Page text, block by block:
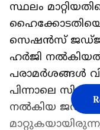
സ്ഥലം
ഹൈക്കോടതിയെ
സെഷൻസ്
ഹർജി
പരാമർശങ്ങൾ
പിന്നാലെ
നൽകിയ